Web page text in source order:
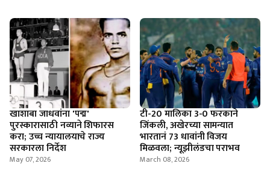
खाशाबा जाधवांना 'पद्म'
पुरस्कारासाठी नव्याने शिफारस
करा; उच्च न्यायालयाचे राज्य
सरकारला निर्देश
May 07, 2026
टी-20 मालिका 3-0 फरकाने
जिंकली, अखेरच्या सामन्यात
भारतानं 73 धावांनी विजय
मिळवला; न्यूझीलंडचा पराभव
March 08, 2026